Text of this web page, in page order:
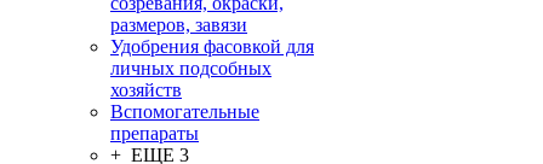
размеров, завязи
Удобрения фасовкой для
личных подсобных
хозяйств
Вспомогательные
препараты
+ ЕЩЕ 3